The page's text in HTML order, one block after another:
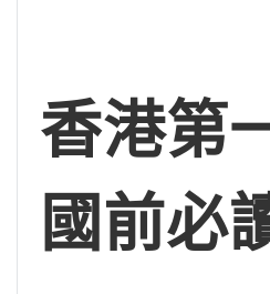
香港第
國前必